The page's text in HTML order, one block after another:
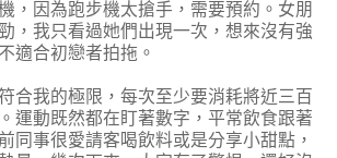
，因為跑步機太搶手，需要預約。女朋
，我只看過她們出現一次，想來沒有強
適合初戀者拍拖。
合我的極限，每次至少要消耗將近三百
運動既然都在盯著數字，平常飲食跟著
同事很愛請客喝飲料或是分享小甜點，